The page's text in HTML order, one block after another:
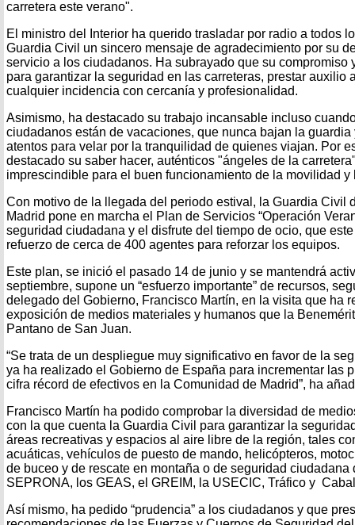
carretera este verano".
El ministro del Interior ha querido trasladar por radio a todos
Guardia Civil un sincero mensaje de agradecimiento por su
servicio a los ciudadanos. Ha subrayado que su compromiso
para garantizar la seguridad en las carreteras, prestar auxilio
cualquier incidencia con cercanía y profesionalidad.
Asimismo, ha destacado su trabajo incansable incluso
ciudadanos están de vacaciones, que nunca bajan la
atentos para velar por la tranquilidad de quienes viajan. Por
destacado su saber hacer, auténticos "ángeles de la
imprescindible para el buen funcionamiento de la movilidad y
Con motivo de la llegada del periodo estival, la Guardia Civil
Madrid pone en marcha el Plan de Servicios “Operación
seguridad ciudadana y el disfrute del tiempo de ocio, que
refuerzo de cerca de 400 agentes para reforzar los equipos.
Este plan, se inició el pasado 14 de junio y se mantendrá
septiembre, supone un “esfuerzo importante” de recursos,
delegado del Gobierno, Francisco Martín, en la visita que ha
exposición de medios materiales y humanos que la
Pantano de San Juan.
“Se trata de un despliegue muy significativo en favor de la
ya ha realizado el Gobierno de España para incrementar las
cifra récord de efectivos en la Comunidad de Madrid”, ha
Francisco Martín ha podido comprobar la diversidad de
con la que cuenta la Guardia Civil para garantizar la
áreas recreativas y espacios al aire libre de la región, tales
acuáticas, vehículos de puesto de mando, helicópteros,
de buceo y de rescate en montaña o de seguridad ciudadana
SEPRONA, los GEAS, el GREIM, la USECIC, Tráfico y
Así mismo, ha pedido “prudencia” a los ciudadanos y que